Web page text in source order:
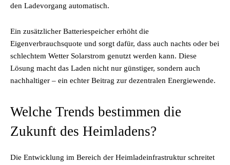
den Ladevorgang automatisch.
Ein zusätzlicher Batteriespeicher erhöht die
Eigenverbrauchsquote und sorgt dafür, dass auch nachts oder bei
schlechtem Wetter Solarstrom genutzt werden kann. Diese
Lösung macht das Laden nicht nur günstiger, sondern auch
nachhaltiger – ein echter Beitrag zur dezentralen Energiewende.
Welche Trends bestimmen die
Zukunft des Heimladens?
Die Entwicklung im Bereich der Heimladeinfrastruktur schreitet